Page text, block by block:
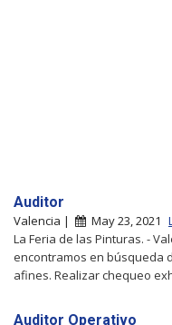
Auditor
Valencia | May 23, 2021
La Feria de las Pinturas. -
encontramos en búsqueda
afines. Realizar chequeo
Auditor Operativo